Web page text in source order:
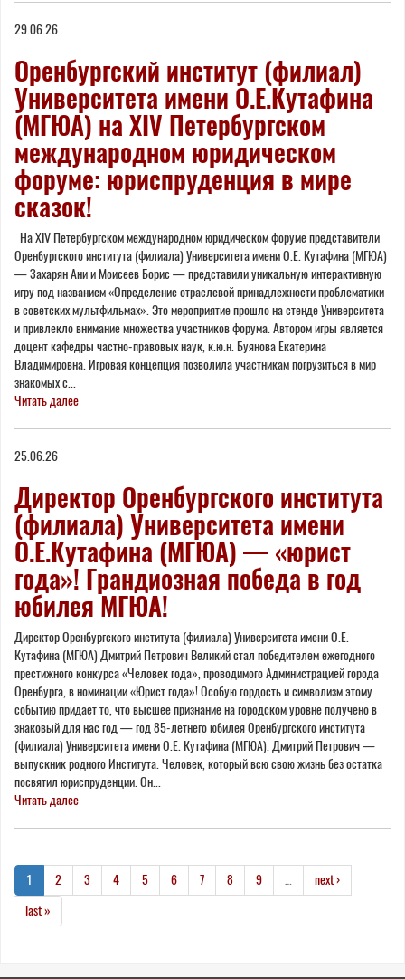
29.06.26
Оренбургский институт (филиал)
Университета имени О.Е.Кутафина
(МГЮА) на XIV Петербургском
международном юридическом
форуме: юриспруденция в мире
сказок!
На XIV Петербургском международном юридическом форуме представители
Оренбургского института (филиала) Университета имени О.Е. Кутафина (МГЮА)
— Захарян Ани и Моисеев Борис — представили уникальную интерактивную
игру под названием «Определение отраслевой принадлежности проблематики
в советских мультфильмах». Это мероприятие прошло на стенде Университета
и привлекло внимание множества участников форума. Автором игры является
доцент кафедры частно-правовых наук, к.ю.н. Буянова Екатерина
Владимировна. Игровая концепция позволила участникам погрузиться в мир
знакомых с...
Читать далее
25.06.26
Директор Оренбургского института
(филиала) Университета имени
О.Е.Кутафина (МГЮА) — «юрист
года»! Грандиозная победа в год
юбилея МГЮА!
Директор Оренбургского института (филиала) Университета имени О.Е.
Кутафина (МГЮА) Дмитрий Петрович Великий стал победителем ежегодного
престижного конкурса «Человек года», проводимого Администрацией города
Оренбурга, в номинации «Юрист года»! Особую гордость и символизм этому
событию придает то, что высшее признание на городском уровне получено в
знаковый для нас год — год 85-летнего юбилея Оренбургского института
(филиала) Университета имени О.Е. Кутафина (МГЮА). Дмитрий Петрович —
выпускник родного Института. Человек, который всю свою жизнь без остатка
посвятил юриспруденции. Он...
Читать далее
1 2 3 4 5 6 7 8 9
next ›
last »